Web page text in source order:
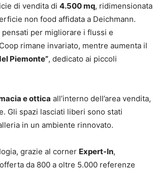
di vendita di 4.500 mq, ridimensionata
non food affidata a Deichmann.
per migliorare i flussi e
rimane invariato, mentre aumenta il
Piemonte”, dedicato ai piccoli
e ottica all’interno dell’area vendita,
Gli spazi lasciati liberi sono stati
in un ambiente rinnovato.
grazie al corner Expert-In,
da 800 a oltre 5.000 referenze